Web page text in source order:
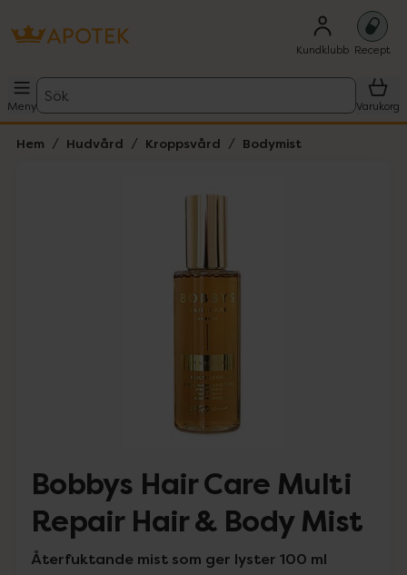
Kundklubb Recept
Meny
Sök
Varukorg
Hem Hudvård Kroppsvård Bodymist
Lista: . Innehåller 2 objekt.
Bobbys Hair Care Multi
Repair Hair & Body Mist
Återfuktande mist som ger lyster 100 ml